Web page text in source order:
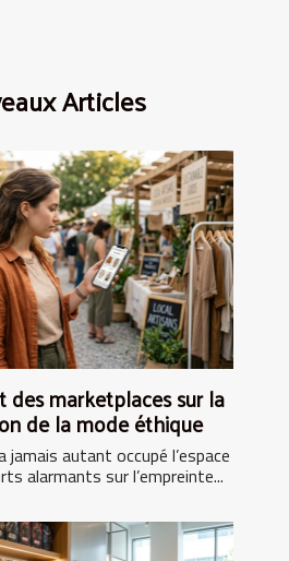
Articles
des marketplaces sur la
de la mode éthique
jamais autant occupé l’espace
alarmants sur l’empreinte...